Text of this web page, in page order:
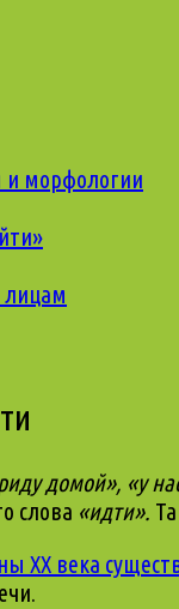
и морфологии
лицам
домой», «у
слова «идти».
XX века